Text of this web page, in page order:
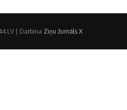
| Darbina Ziņu žurnāls X